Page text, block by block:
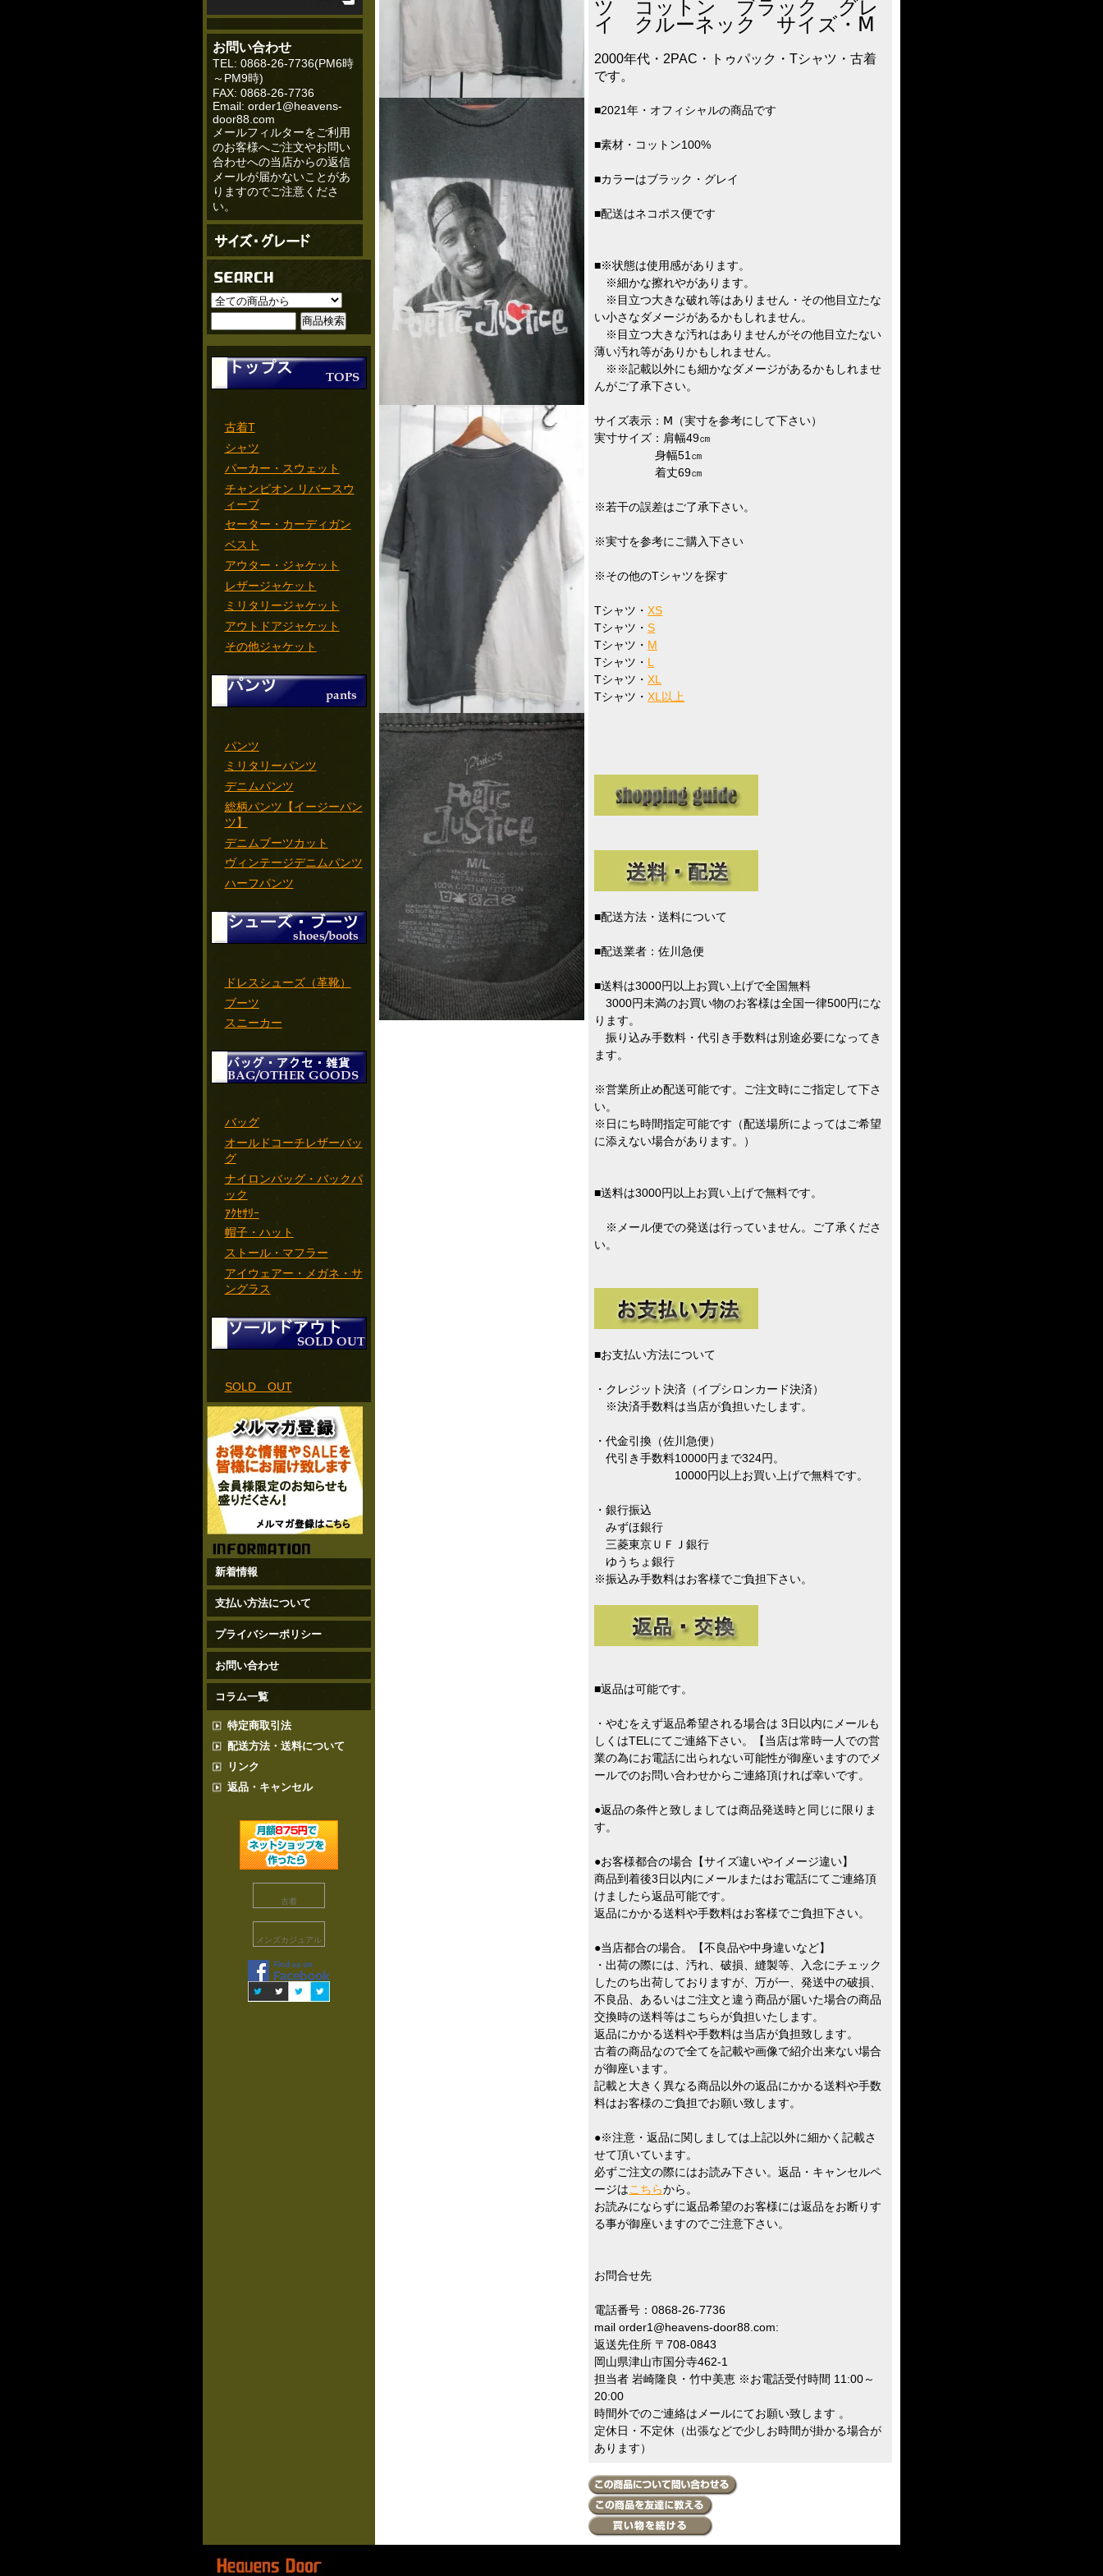
お問い合わせ
TEL: 0868-26-7736(PM6時
～PM9時)
FAX: 0868-26-7736
Email: order1@heavens-
door88.com
メールフィルターをご利用
のお客様へご注文やお問い
合わせへの当店からの返信
メールが届かないことがあ
りますのでご注意くださ
い。
古着T
シャツ
パーカー・スウェット
チャンピオン リバースウ
ィーブ
セーター・カーディガン
ベスト
アウター・ジャケット
レザージャケット
ミリタリージャケット
アウトドアジャケット
その他ジャケット
パンツ
ミリタリーパンツ
デニムパンツ
総柄パンツ【イージーパン
ツ】
デニムブーツカット
ヴィンテージデニムパンツ
ハーフパンツ
ドレスシューズ（革靴）
ブーツ
スニーカー
バッグ
オールドコーチレザーバッ
グ
ナイロンバッグ・バックパ
ック
ｱｸｾｻﾘｰ
帽子・ハット
ストール・マフラー
アイウェアー・メガネ・サ
ングラス
SOLD OUT
新着情報
支払い方法について
プライバシーポリシー
お問い合わせ
コラム一覧
特定商取引法
配送方法・送料について
リンク
返品・キャンセル
古着
メンズカジュアル
ツ コットン ブラック グレ
イ クルーネック サイズ・Ⅿ
2000年代・2PAC・トゥパック・Tシャツ・古着
です。
■2021年・オフィシャルの商品です
■素材・コットン100%
■カラーはブラック・グレイ
■配送はネコポス便です
■※状態は使用感があります。
※細かな擦れやがあります。
※目立つ大きな破れ等はありません・その他目立たな
い小さなダメージがあるかもしれません。
※目立つ大きな汚れはありませんがその他目立たない
薄い汚れ等がありかもしれません。
※※記載以外にも細かなダメージがあるかもしれませ
んがご了承下さい。
サイズ表示：Ⅿ（実寸を参考にして下さい）
実寸サイズ：肩幅49㎝
身幅51㎝
着丈69㎝
※若干の誤差はご了承下さい。
※実寸を参考にご購入下さい
※その他のTシャツを探す
Tシャツ・XS
Tシャツ・S
Tシャツ・ M
Tシャツ・ L
Tシャツ・XL
Tシャツ・XL以上
■配送方法・送料について
■配送業者：佐川急便
■送料は3000円以上お買い上げで全国無料
3000円未満のお買い物のお客様は全国一律500円にな
ります。
振り込み手数料・代引き手数料は別途必要になってき
ます。
※営業所止め配送可能です。ご注文時にご指定して下さ
い。
※日にち時間指定可能です（配送場所によってはご希望
に添えない場合があります。）
■送料は3000円以上お買い上げで無料です。
※メール便での発送は行っていません。ご了承くださ
い。
■お支払い方法について
・クレジット決済（イプシロンカード決済）
※決済手数料は当店が負担いたします。
・代金引換（佐川急便）
代引き手数料10000円まで324円。
10000円以上お買い上げで無料です。
・銀行振込
みずほ銀行
三菱東京ＵＦＪ銀行
ゆうちょ銀行
※振込み手数料はお客様でご負担下さい。
■返品は可能です。
・やむをえず返品希望される場合は 3日以内にメールも
しくはTELにてご連絡下さい。【当店は常時一人での営
業の為にお電話に出られない可能性が御座いますのでメ
ールでのお問い合わせからご連絡頂ければ幸いです。
●返品の条件と致しましては商品発送時と同じに限りま
す。
●お客様都合の場合【サイズ違いやイメージ違い】
商品到着後3日以内にメールまたはお電話にてご連絡頂
けましたら返品可能です。
返品にかかる送料や手数料はお客様でご負担下さい。
●当店都合の場合。【不良品や中身違いなど】
・出荷の際には、汚れ、破損、縫製等、入念にチェック
したのち出荷しておりますが、万が一、発送中の破損、
不良品、あるいはご注文と違う商品が届いた場合の商品
交換時の送料等はこちらが負担いたします。
返品にかかる送料や手数料は当店が負担致します。
古着の商品なので全てを記載や画像で紹介出来ない場合
が御座います。
記載と大きく異なる商品以外の返品にかかる送料や手数
料はお客様のご負担でお願い致します。
●※注意・返品に関しましては上記以外に細かく記載さ
せて頂いています。
必ずご注文の際にはお読み下さい。返品・キャンセルペ
ージはこちらから。
お読みにならずに返品希望のお客様には返品をお断りす
る事が御座いますのでご注意下さい。
お問合せ先
電話番号：0868-26-7736
mail order1@heavens-door88.com:
返送先住所 〒708-0843
岡山県津山市国分寺462-1
担当者 岩崎隆良・竹中美恵 ※お電話受付時間 11:00～
20:00
時間外でのご連絡はメールにてお願い致します 。
定休日・不定休（出張などで少しお時間が掛かる場合が
あります）